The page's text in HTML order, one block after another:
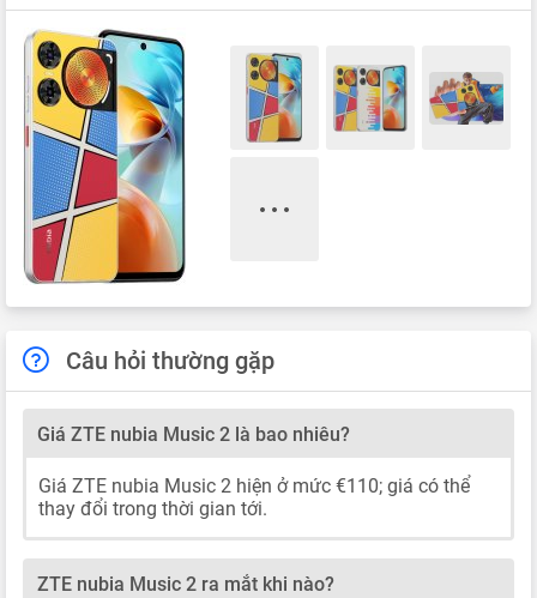
Câu hỏi thường gặp
Giá ZTE nubia Music 2 là bao nhiêu?
Giá ZTE nubia Music 2 hiện ở mức €110; giá có thể
thay đổi trong thời gian tới.
ZTE nubia Music 2 ra mắt khi nào?